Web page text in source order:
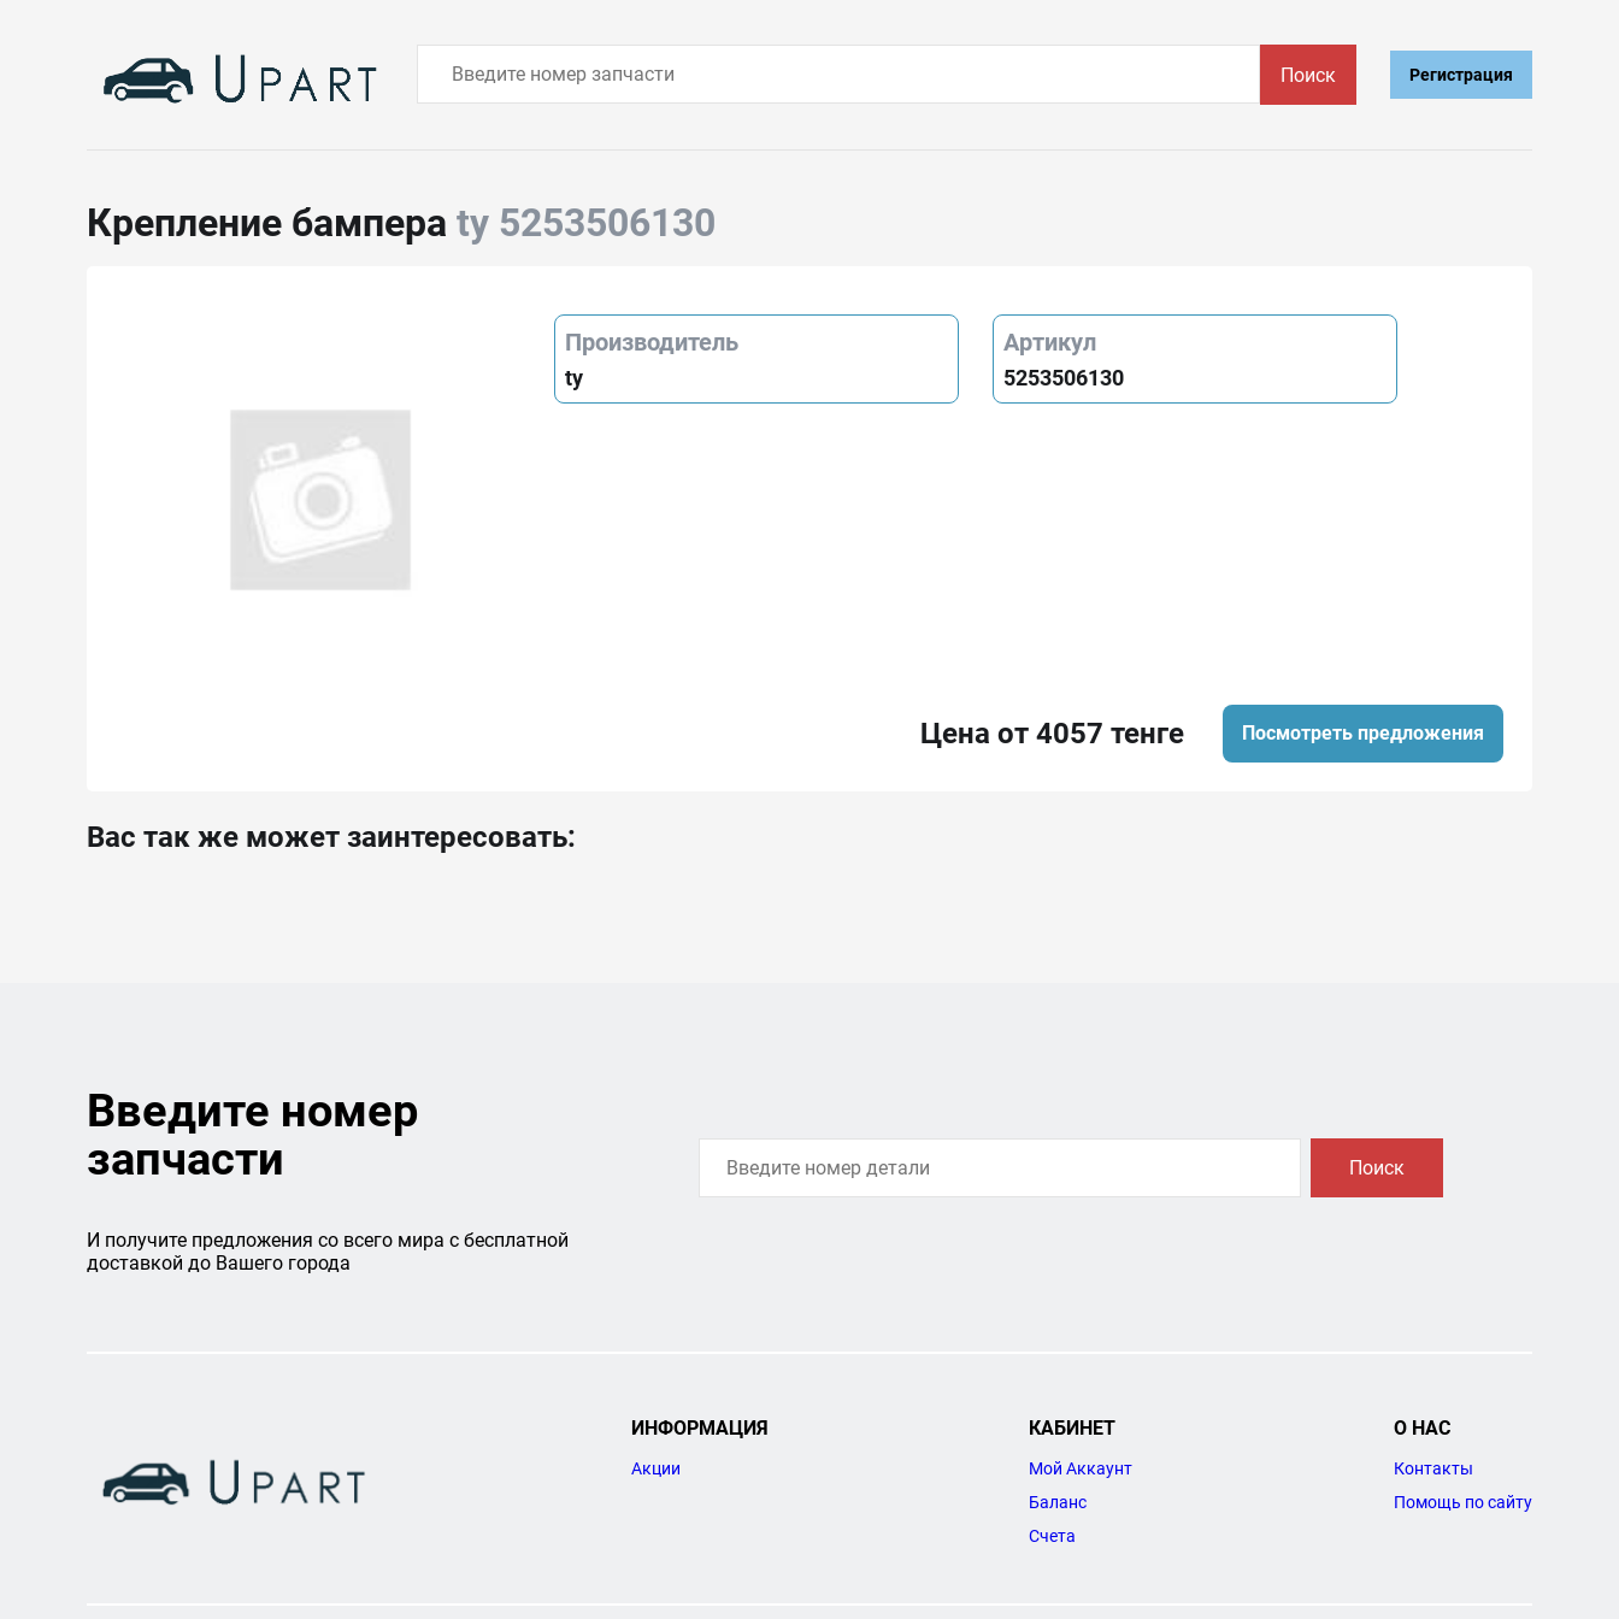
Поиск Регистрация
Крепление бампера ty 5253506130
Производитель
ty
Артикул
5253506130
Цена от 4057 тенге Посмотреть предложения
Вас так же может заинтересовать:
Введите номер
запчасти
И получите предложения со всего мира с бесплатной
доставкой до Вашего города
Поиск
ИНФОРМАЦИЯ
Акции
КАБИНЕТ
Мой Аккаунт
Баланс
Счета
О НАС
Контакты
Помощь по сайту